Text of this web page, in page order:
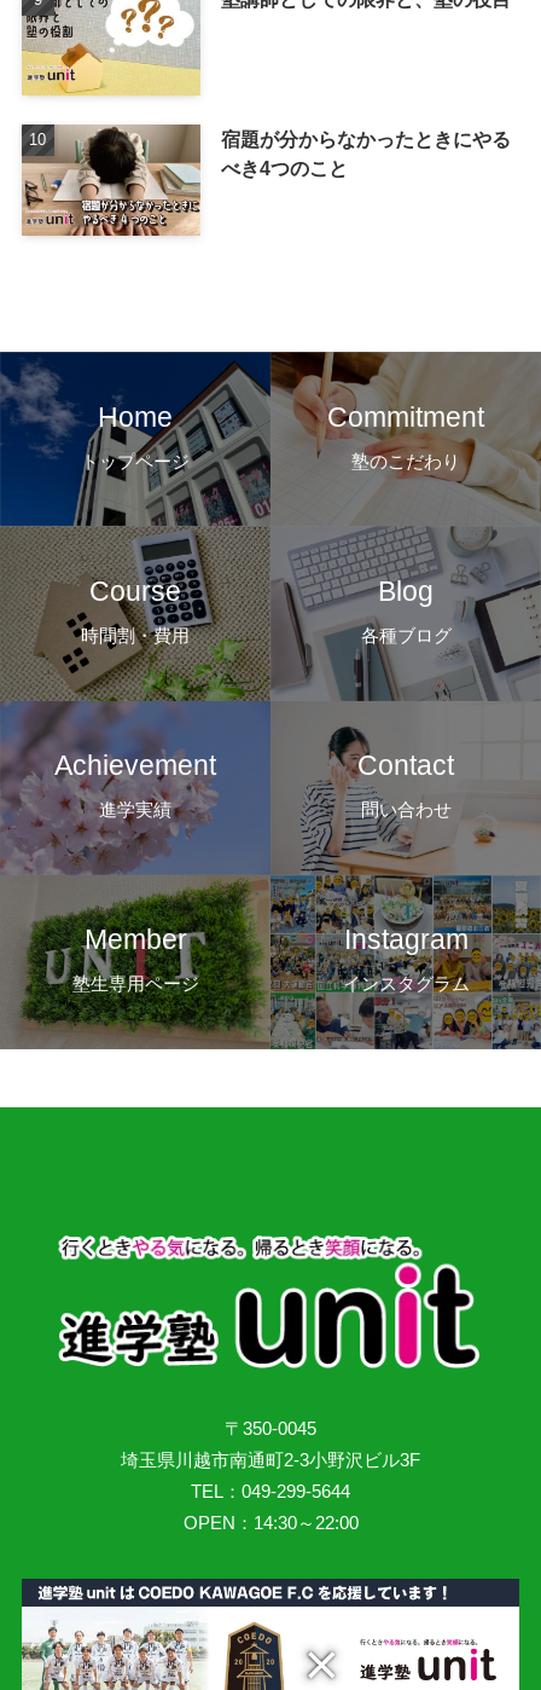
宿題が分からなかったときにやる
べき4つのこと
Home
トップページ
Commitment
塾のこだわり
Course
時間割・費用
Blog
各種ブログ
Achievement
進学実績
Contact
問い合わせ
Member
塾生専用ページ
Instagram
インスタグラム
〒350-0045
埼玉県川越市南通町2-3小野沢ビル3F
TEL：049-299-5644
OPEN：14:30～22:00